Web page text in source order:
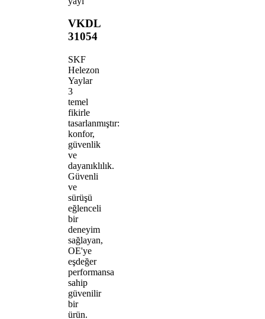
VKDL
31054
SKF
Helezon
Yaylar
3
temel
fikirle
tasarlanmıştır:
konfor,
güvenlik
ve
dayanıklılık.
Güvenli
ve
sürüşü
eğlenceli
bir
deneyim
sağlayan,
OE'ye
eşdeğer
performansa
sahip
güvenilir
bir
ürün.